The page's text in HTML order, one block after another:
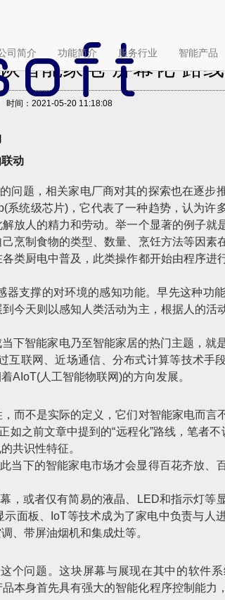
司简介 功能简介 服务行业 智能产品
智能家电“屏幕化”路
时间：2021-05-20 11:18:08
动
问题，相关家电厂商对其的探索也在逐步
统级芯片)，它代表了一种趋势，认为许
放人的精力和劳动。举一个显著的例子就
烹制食物的类型、数量、烹饪方法等因素
类厨电中普及，此类操作都开始由程序进
支撑的对环境的感知功能。早先这种功
今天则以感知人类活动为主，根据人的活
下智能家电乃至智能家居的热门主题，就
互联网、近场通信、分布式计算等技术手
AIoT(人工智能物联网)的方向发展。
而不是实际的定义，它们对智能家电而言
之前文章中提到的“远程化”路线，笔者不
共识性特征。
当下的智能家电市场才会显得百花齐放、
，或者仅有简易的液晶、LED和指示灯等
面板、IoT等技术成为了家电中负责与人
、带屏油烟机和集成灶等。
个问题。这块屏幕与展现在其中的软件
本身首先具有强大的智能化程序控制能力